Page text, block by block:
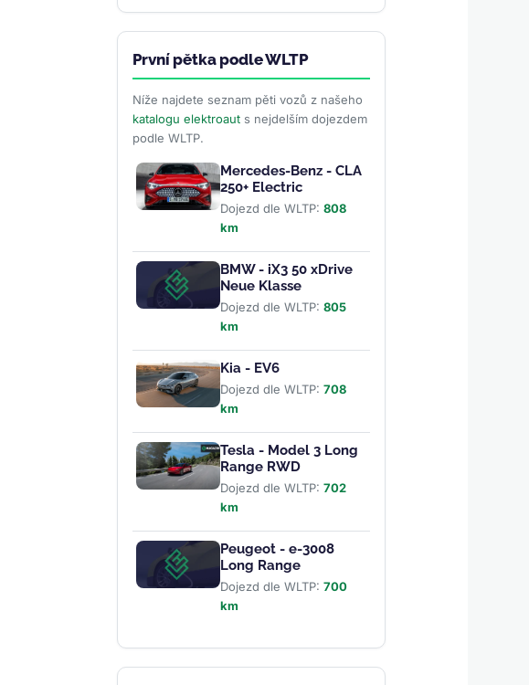
ledna předala zákazníkům...>>
První pětka podle WLTP
Níže najdete seznam pěti vozů z našeho
katalogu elektroauts nejdelším dojezdem
podle WLTP.
Mercedes-Benz - CLA
250+ Electric
Dojezd dle WLTP: 808
km
BMW - iX3 50 xDrive
Neue Klasse
Dojezd dle WLTP: 805
km
Kia - EV6
Dojezd dle WLTP: 708
km
Tesla - Model 3 Long
Range RWD
Dojezd dle WLTP: 702
km
Peugeot - e-3008
Long Range
Dojezd dle WLTP: 700
km